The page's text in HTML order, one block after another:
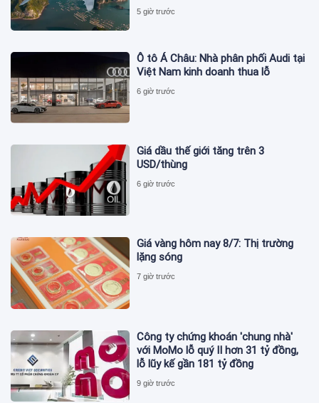
5 giờ trước
Ô tô Á Châu: Nhà phân phối Audi tại
Việt Nam kinh doanh thua lỗ
6 giờ trước
Giá dầu thế giới tăng trên 3
USD/thùng
6 giờ trước
Giá vàng hôm nay 8/7: Thị trường
lặng sóng
7 giờ trước
Công ty chứng khoán 'chung nhà'
với MoMo lỗ quý II hơn 31 tỷ đồng,
lỗ lũy kế gần 181 tỷ đồng
9 giờ trước